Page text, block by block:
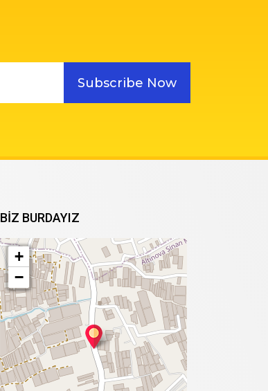
Subscribe Now
BIZ BURDAYIZ
+
−